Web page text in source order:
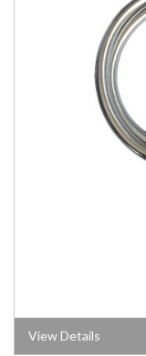
View Details